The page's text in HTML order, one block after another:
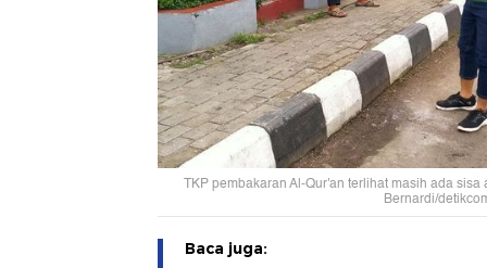
TKP pembakaran Al-Qur'an terlihat masih ada
Bernardi/
Baca juga: